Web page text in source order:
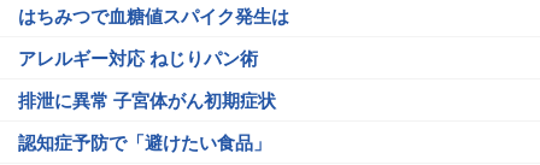
はちみつで血糖値スパイク発生は
アレルギー対応 ねじりパン術
排泄に異常 子宮体がん初期症状
認知症予防で「避けたい食品」